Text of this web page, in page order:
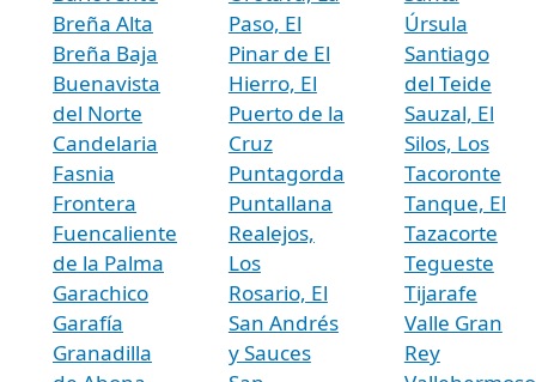
Breña Alta
Breña Baja
Buenavista
del Norte
Candelaria
Fasnia
Frontera
Fuencaliente
de la Palma
Garachico
Garafía
Granadilla
Paso, El
Pinar de El
Hierro, El
Puerto de la
Cruz
Puntagorda
Puntallana
Realejos,
Los
Rosario, El
San Andrés
y Sauces
Úrsula
Santiago
del Teide
Sauzal, El
Silos, Los
Tacoronte
Tanque, El
Tazacorte
Tegueste
Tijarafe
Valle Gran
Rey